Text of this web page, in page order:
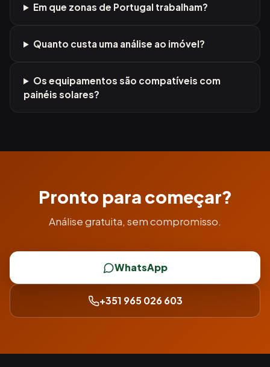
Em que zonas de Portugal trabalham?
Quanto custa uma análise ao imóvel?
Os equipamentos são compatíveis com
painéis solares?
Pronto para começar?
Análise gratuita, sem compromisso.
WhatsApp
+351 965 026 603